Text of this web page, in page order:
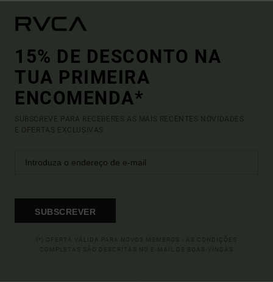
15% DE DESCONTO NA
TUA PRIMEIRA
ENCOMENDA*
SUBSCREVE PARA RECEBERES AS MAIS RECENTES NOVIDADES
E OFERTAS EXCLUSIVAS.
SUBSCREVER